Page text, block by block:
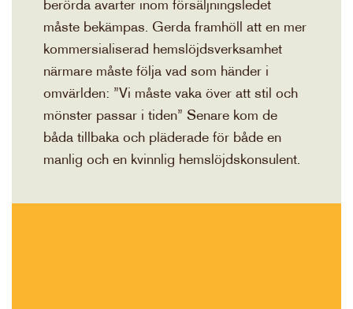
berörda avarter inom försäljningsledet
måste bekämpas. Gerda framhöll att en mer
kommersialiserad hemslöjdsverksamhet
närmare måste följa vad som händer i
omvärlden: ”Vi måste vaka över att stil och
mönster passar i tiden” Senare kom de
båda tillbaka och pläderade för både en
manlig och en kvinnlig hemslöjdskonsulent.